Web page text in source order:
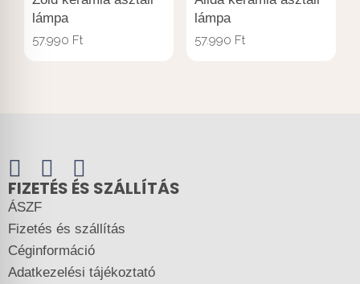
lámpa
57.990 Ft
lámpa
57.990 Ft
FIZETÉS ÉS SZÁLLÍTÁS
ÁSZF
Fizetés és szállítás
Céginformáció
Adatkezelési tájékoztató